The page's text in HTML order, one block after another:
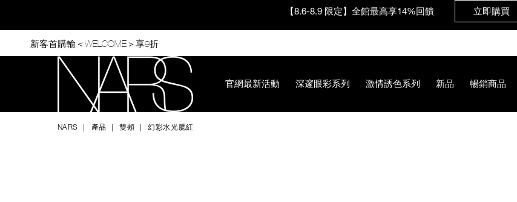
content
【8.6-8.9 限定】全館最高享14%回饋 立即購買
【8/3-8/10限定】限時輸碼贈迷你腮紅露 立即購買
新客首購輸＜WELCOME＞享9折
官網最新活動 深邃眼彩系列 激情誘色系列 新品 暢銷商品
NARS 產品 雙頰 幻彩水光腮紅